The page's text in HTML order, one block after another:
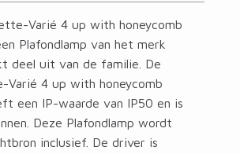
Varié 4 up with honeycomb
Plafondlamp van het merk
deel uit van de familie. De
Varié 4 up with honeycomb
een IP-waarde van IP50 en is
Deze Plafondlamp wordt
inclusief. De driver is